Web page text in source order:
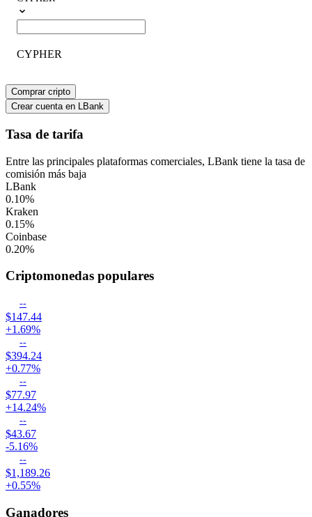
CYPHER
Comprar cripto
Crear cuenta en LBank
Tasa de tarifa
Entre las principales plataformas comerciales, LBank tiene la tasa de
comisión más baja
LBank
0.10%
Kraken
0.15%
Coinbase
0.20%
Criptomonedas populares
--
$147.44
+1.69%
--
$394.24
+0.77%
--
$77.97
+14.24%
--
$43.67
-5.16%
--
$1,189.26
+0.55%
Ganadores